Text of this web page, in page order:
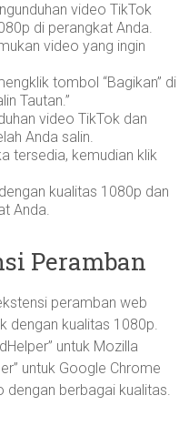
video TikTok
di perangkat Anda.
video yang ingin
tombol “Bagikan” di
Tautan.”
video TikTok dan
Anda salin.
tersedia, kemudian klik
kualitas 1080p dan
Anda.
Peramban
peramban web
dengan kualitas 1080p.
untuk Mozilla
untuk Google Chrome
dengan berbagai kualitas.